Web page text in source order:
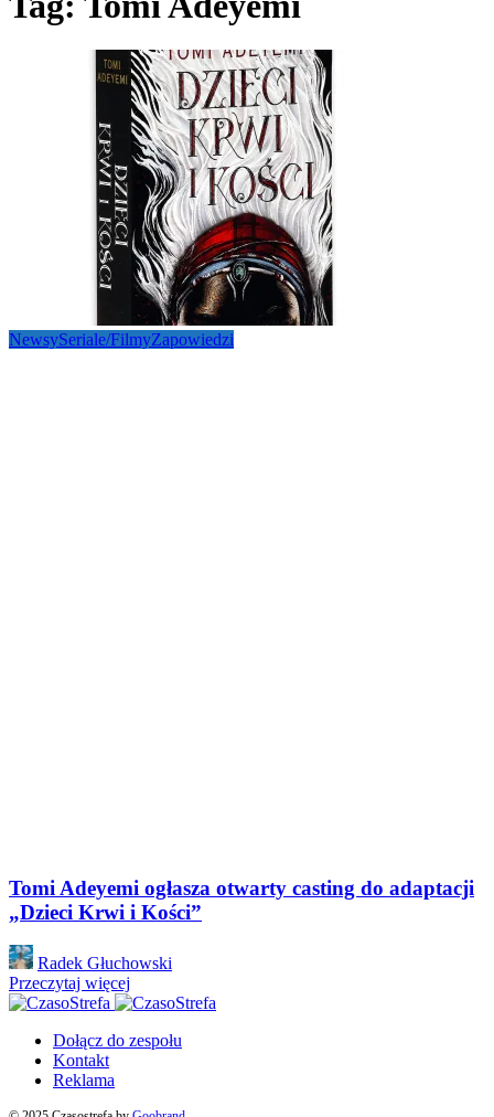
NewsySeriale/FilmyZapowiedzi
Tomi Adeyemi ogłasza otwarty casting do adaptacji
„Dzieci Krwi i Kości”
Posted
by
Radek Głuchowski
Przeczytaj więcej
Dołącz do zespołu
Kontakt
Reklama